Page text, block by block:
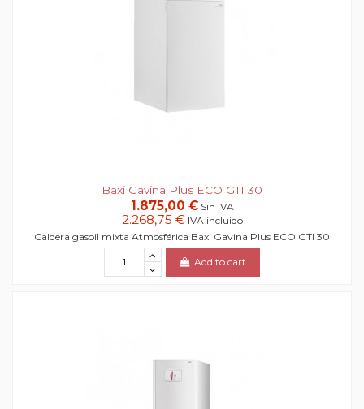
Baxi Gavina Plus ECO GTI 30
1.875,00 € Sin IVA
2.268,75 € IVA incluido
Caldera gasoil mixta Atmosférica Baxi Gavina Plus ECO GTI 30
Add to cart